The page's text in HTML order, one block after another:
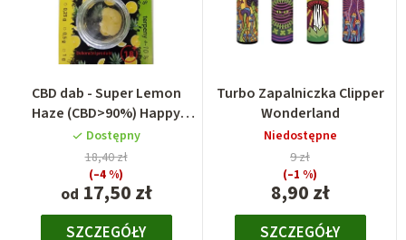
CBD dab - Super Lemon
Haze (CBD>90%) Happy
seeds
Dostępny
od 17,50 zł
18,40 zł
(–4 %)
SZCZEGÓŁY
Turbo Zapalniczka Clipper
Wonderland
Niedostępne
8,90 zł
9 zł
(–1 %)
SZCZEGÓŁY